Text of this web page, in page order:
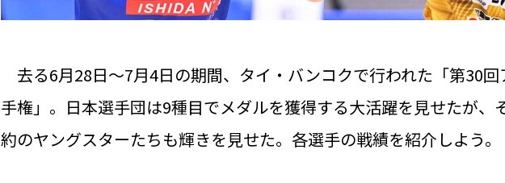
去る6月28日〜7月4日の期間、タイ・バンコクで行われた「第30回
手権」。日本選手団は9種目でメダルを獲得する大活躍を見せたが、
約のヤングスターたちも輝きを見せた。各選手の戦績を紹介しよう。